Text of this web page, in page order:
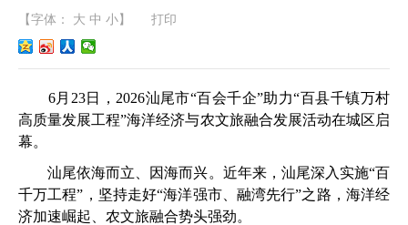
【字体： 大 中 小 】 打印
6月23日，2026汕尾市“百会千企”助力“百县千镇万村
高质量发展工程”海洋经济与农文旅融合发展活动在城区启
幕。
汕尾依海而立、因海而兴。近年来，汕尾深入实施“百
千万工程”，坚持走好“海洋强市、融湾先行”之路，海洋经
济加速崛起、农文旅融合势头强劲。